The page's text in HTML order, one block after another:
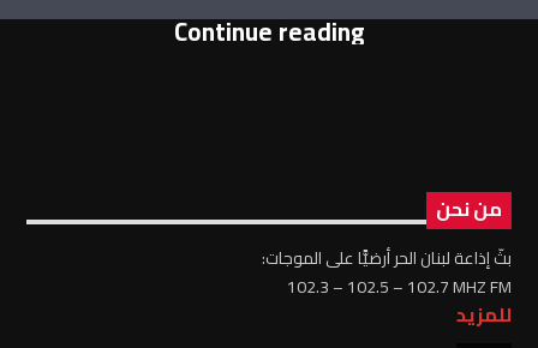
Continue reading
من نحن
بثّ إذاعة لبنان الحر أرضيًّا على الموجات:
102.3 – 102.5 – 102.7 MHZ FM
للمزيد